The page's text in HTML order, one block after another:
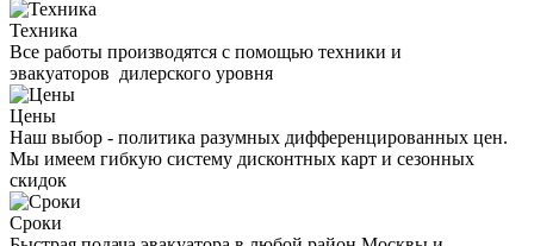
Техника
Все работы производятся с помощью техники и
эвакуаторов дилерского уровня
Цены
Наш выбор - политика разумных дифференцированных цен.
Мы имеем гибкую систему дисконтных карт и сезонных
скидок
Сроки